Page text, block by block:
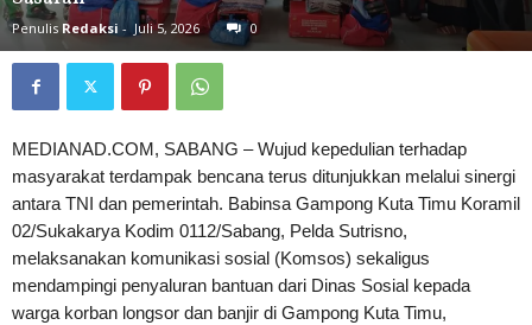
Penulis Redaksi - Juli 5, 2026 0
MEDIANAD.COM, SABANG – Wujud kepedulian terhadap
masyarakat terdampak bencana terus ditunjukkan melalui sinergi
antara TNI dan pemerintah. Babinsa Gampong Kuta Timu Koramil
02/Sukakarya Kodim 0112/Sabang, Pelda Sutrisno,
melaksanakan komunikasi sosial (Komsos) sekaligus
mendampingi penyaluran bantuan dari Dinas Sosial kepada
warga korban longsor dan banjir di Gampong Kuta Timu,